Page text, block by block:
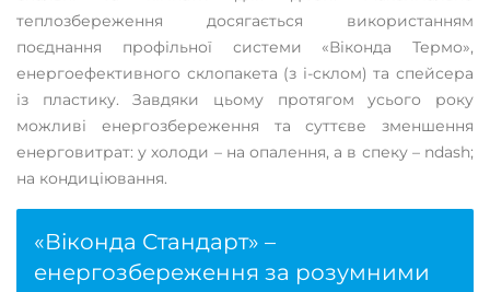
теплозбереження досягається використанням
поєднання профільної системи «Віконда Термо»,
енергоефективного склопакета (з і-склом) та спейсера
із пластику. Завдяки цьому протягом усього року
можливі енергозбереження та суттєве зменшення
енерговитрат: у холоди – на опалення, а в спеку – ndash;
на кондиціювання.
«Віконда Стандарт» –
енергозбереження за розумними